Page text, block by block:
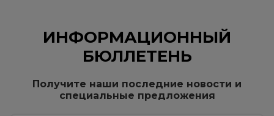
ИНФОРМАЦИОННЫЙ
БЮЛЛЕТЕНЬ
Получите наши последние новости и
специальные предложения